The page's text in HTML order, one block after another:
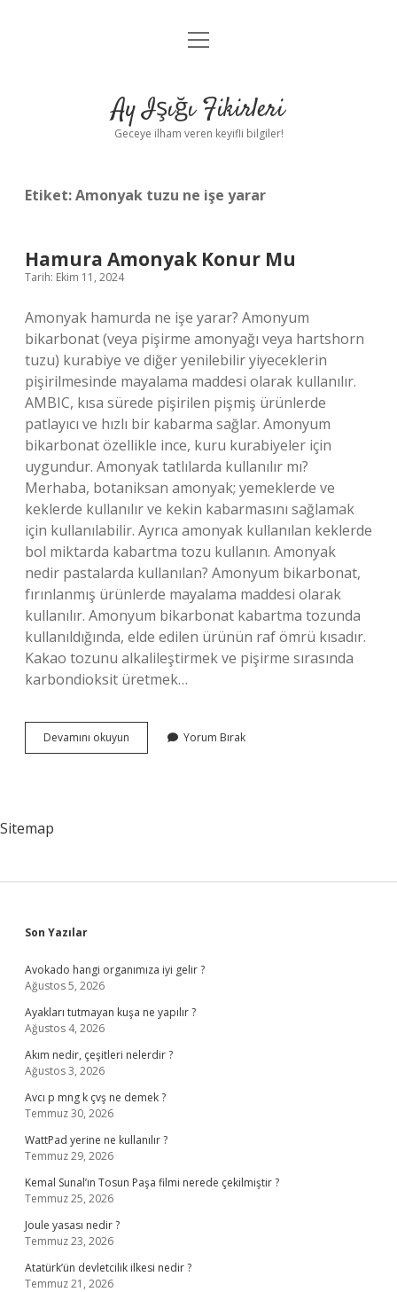
Anasayfa
Yasal Uyarı
menüyü
Ay Işığı Fikirleri
Geceye ilham veren keyifli bilgiler!
Etiket:Amonyak tuzu ne işe yarar
Hamura Amonyak Konur Mu
Tarih: Ekim 11, 2024
Amonyak hamurda ne işe yarar? Amonyum
bikarbonat (veya pişirme amonyağı veya hartshorn
tuzu) kurabiye ve diğer yenilebilir yiyeceklerin
pişirilmesinde mayalama maddesi olarak kullanılır.
AMBIC, kısa sürede pişirilen pişmiş ürünlerde
patlayıcı ve hızlı bir kabarma sağlar. Amonyum
bikarbonat özellikle ince, kuru kurabiyeler için
uygundur. Amonyak tatlılarda kullanılır mı?
Merhaba, botaniksan amonyak; yemeklerde ve
keklerde kullanılır ve kekin kabarmasını sağlamak
için kullanılabilir. Ayrıca amonyak kullanılan keklerde
bol miktarda kabartma tozu kullanın. Amonyak
nedir pastalarda kullanılan? Amonyum bikarbonat,
fırınlanmış ürünlerde mayalama maddesi olarak
kullanılır. Amonyum bikarbonat kabartma tozunda
kullanıldığında, elde edilen ürünün raf ömrü kısadır.
Kakao tozunu alkalileştirmek ve pişirme sırasında
karbondioksit üretmek…
Devamını okuyun Hamura
Amonyak
Yorum Bırak
Sitemap
Sidebar
Son Yazılar
Avokado hangi organımıza iyi gelir ?
Ağustos 5, 2026
Ayakları tutmayan kuşa ne yapılır ?
Ağustos 4, 2026
Akım nedir, çeşitleri nelerdir ?
Ağustos 3, 2026
Avcı p mng k çvş ne demek ?
Temmuz 30, 2026
WattPad yerine ne kullanılır ?
Temmuz 29, 2026
Kemal Sunal’ın Tosun Paşa filmi nerede çekilmiştir ?
Temmuz 25, 2026
Joule yasası nedir ?
Temmuz 23, 2026
Atatürk’ün devletcilik ilkesi nedir ?
Temmuz 21, 2026